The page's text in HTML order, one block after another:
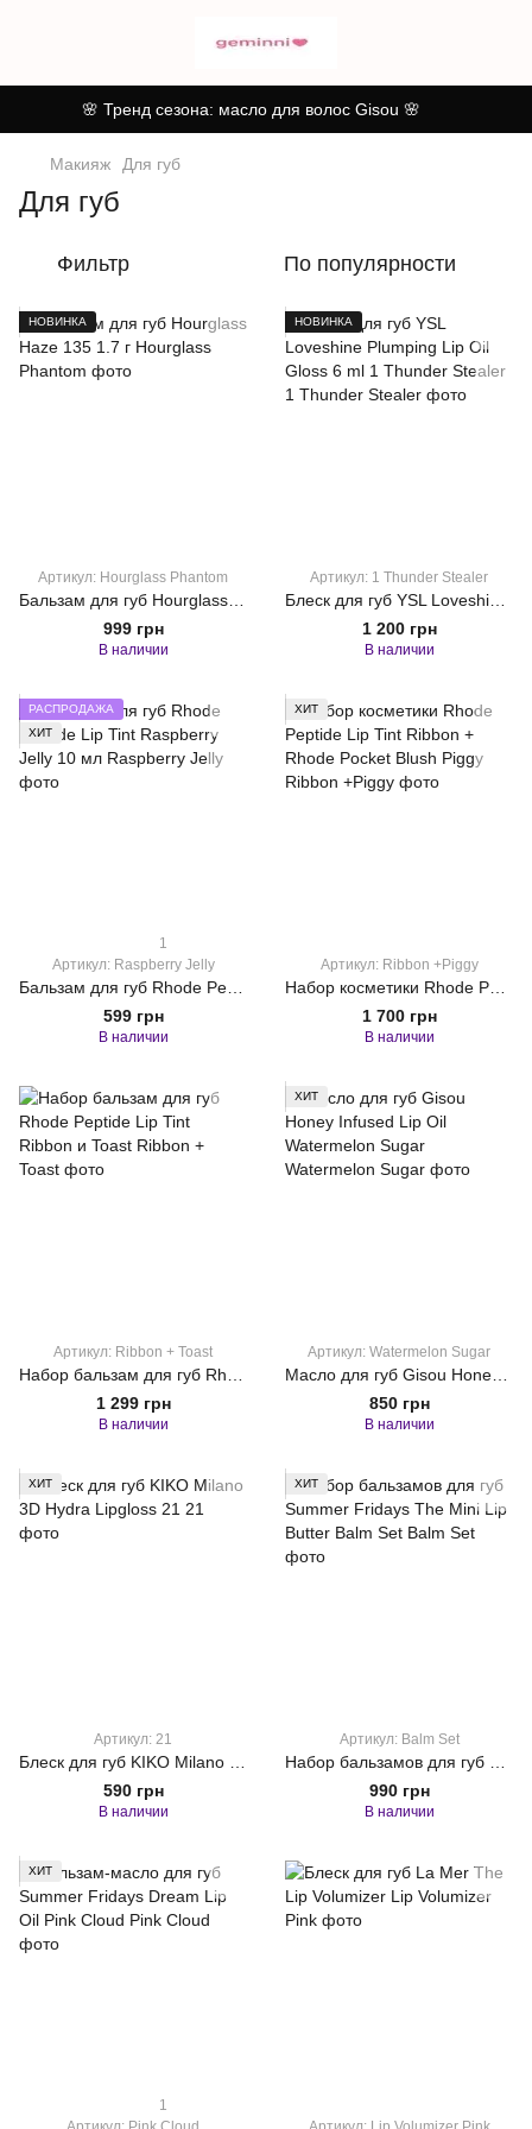
🌸 Тренд сезона: масло для волос Gisou 🌸
Макияж Для губ
Для губ
Фильтр По популярности
НОВИНКА
Артикул: Hourglass Phantom
999 грн
В наличии
НОВИНКА
Артикул: 1 Thunder Stealer
1 200 грн
В наличии
РАСПРОДАЖА
ХИТ
1
Артикул: Raspberry Jelly
599 грн
В наличии
ХИТ
Артикул: Ribbon +Piggy
1 700 грн
В наличии
Артикул: Ribbon + Toast
1 299 грн
В наличии
ХИТ
Артикул: Watermelon Sugar
850 грн
В наличии
ХИТ
Артикул: 21
590 грн
В наличии
ХИТ
Артикул: Balm Set
990 грн
В наличии
ХИТ
1